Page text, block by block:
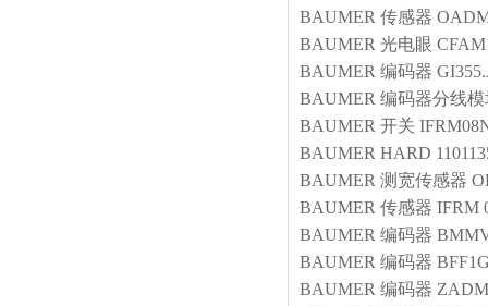
BAUMER 传感器
BAUMER 光电眼
BAUMER 编码器
BAUMER 编码器分线模
BAUMER 开关
BAUMER HARD
BAUMER 测宽传感器
BAUMER 传感器 IFRM
BAUMER 编码器
BAUMER 编码器
BAUMER 编码器